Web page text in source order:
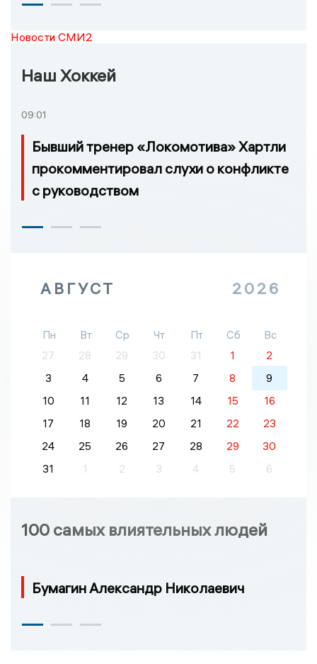
Новости СМИ2
Наш Хоккей
09:01
Бывший тренер «Локомотива» Хартли
прокомментировал слухи о конфликте
с руководством
АВГУСТ 2026
Пн Вт Ср Чт Пт Сб
Вс
27
28 29 30 31 1
2
3
4 5 6 7 8
9
10
11 12 13 14 15
16
17
18 19 20 21 22
23
24
25 26 27 28 29
30
31
1 2 3 4 5 6
100 самых влиятельных людей
Бумагин Александр Николаевич